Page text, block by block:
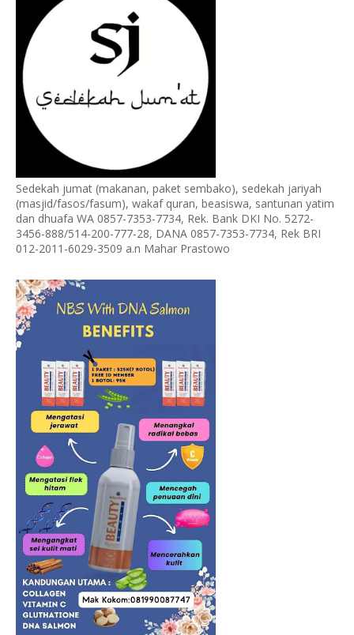
Sedekah jumat (makanan, paket sembako), sedekah jariyah
(masjid/fasos/fasum), wakaf quran, beasiswa, santunan yatim
dan dhuafa WA 0857-7353-7734, Rek. Bank DKI No. 5272-
3456-888/514-200-777-28, DANA 0857-7353-7734, Rek BRI
012-2011-6029-3509 a.n Mahar Prastowo